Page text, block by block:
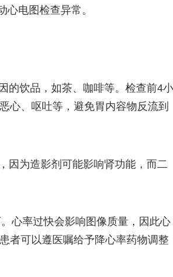
电图检查异常。
的饮品，如茶、咖啡等。检查前4小
心、呕吐等，避免胃内容物反流到
因为造影剂可能影响肾功能，而二
心率过快会影响图像质量，因此心
者可以遵医嘱给予降心率药物调整